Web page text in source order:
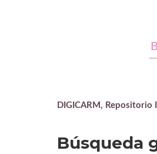
DIGICARM, Repositorio
Búsqueda